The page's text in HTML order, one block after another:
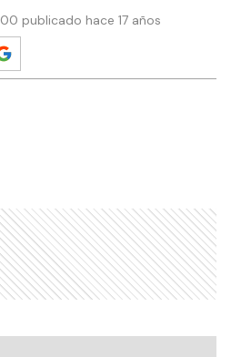
publicado hace 17 años